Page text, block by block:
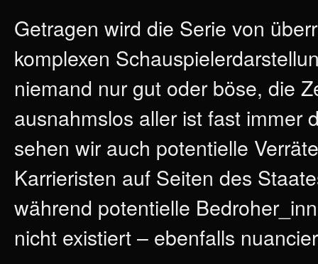
Getragen wird die Serie von
komplexen
niemand nur gut oder böse, die
ausnahmslos aller ist fast immer
sehen wir auch potentielle
Karrieristen auf Seiten des
während potentielle
nicht existiert – ebenfalls